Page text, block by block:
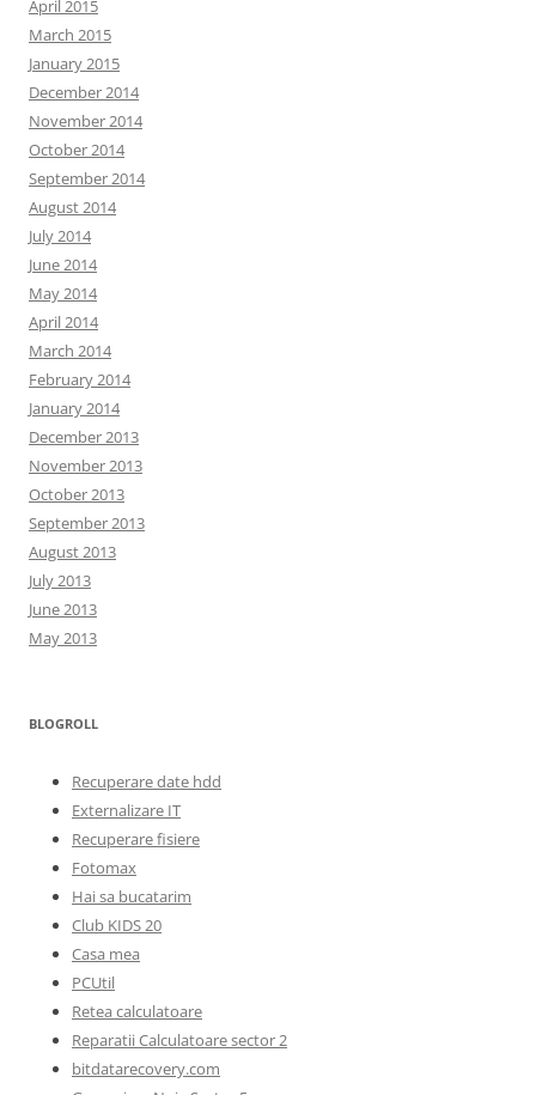
April 2015
March 2015
January 2015
December 2014
November 2014
October 2014
September 2014
August 2014
July 2014
June 2014
May 2014
April 2014
March 2014
February 2014
January 2014
December 2013
November 2013
October 2013
September 2013
August 2013
July 2013
June 2013
May 2013
BLOGROLL
Recuperare date hdd
Externalizare IT
Recuperare fisiere
Fotomax
Hai sa bucatarim
Club KIDS 20
Casa mea
PCUtil
Retea calculatoare
Reparatii Calculatoare sector 2
bitdatarecovery.com